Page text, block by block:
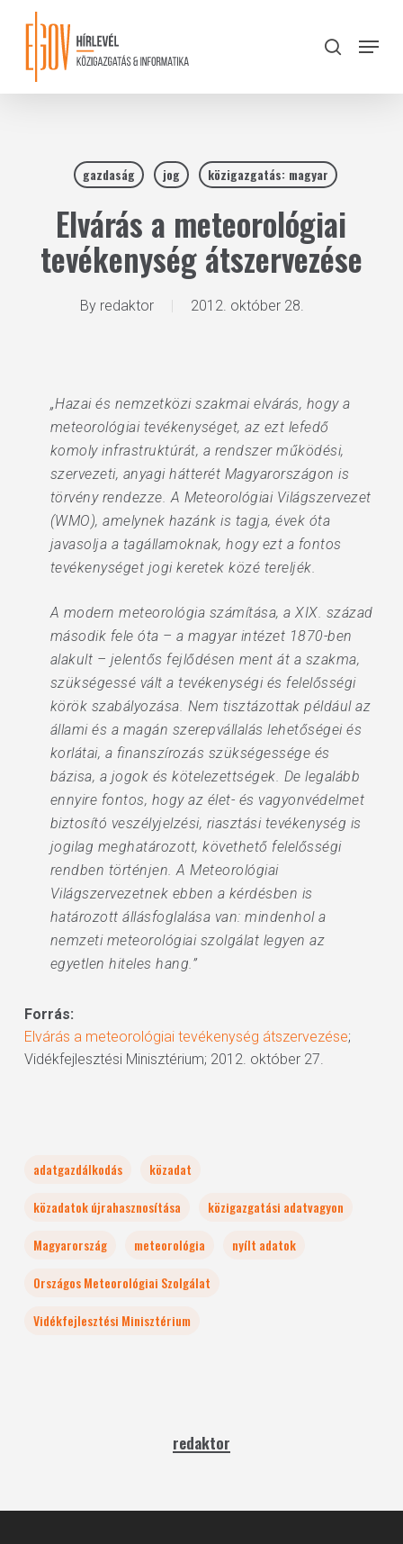
content
search
Menu
gazdaság jog közigazgatás: magyar
Elvárás a meteorológiai
tevékenység átszervezése
By redaktor 2012. október 28.
„Hazai és nemzetközi szakmai elvárás, hogy a
meteorológiai tevékenységet, az ezt lefedő
komoly infrastruktúrát, a rendszer működési,
szervezeti, anyagi hátterét Magyarországon is
törvény rendezze. A Meteorológiai Világszervezet
(WMO), amelynek hazánk is tagja, évek óta
javasolja a tagállamoknak, hogy ezt a fontos
tevékenységet jogi keretek közé tereljék.
A modern meteorológia számítása, a XIX. század
második fele óta – a magyar intézet 1870-ben
alakult – jelentős fejlődésen ment át a szakma,
szükségessé vált a tevékenységi és felelősségi
körök szabályozása. Nem tisztázottak például az
állami és a magán szerepvállalás lehetőségei és
korlátai, a finanszírozás szükségessége és
bázisa, a jogok és kötelezettségek. De legalább
ennyire fontos, hogy az élet- és vagyonvédelmet
biztosító veszélyjelzési, riasztási tevékenység is
jogilag meghatározott, követhető felelősségi
rendben történjen. A Meteorológiai
Világszervezetnek ebben a kérdésben is
határozott állásfoglalása van: mindenhol a
nemzeti meteorológiai szolgálat legyen az
egyetlen hiteles hang.”
Forrás:
Elvárás a meteorológiai tevékenység átszervezése;
Vidékfejlesztési Minisztérium; 2012. október 27.
adatgazdálkodás
közadat
közadatok újrahasznosítása
közigazgatási adatvagyon
Magyarország
meteorológia
nyílt adatok
Országos Meteorológiai Szolgálat
Vidékfejlesztési Minisztérium
redaktor
Close